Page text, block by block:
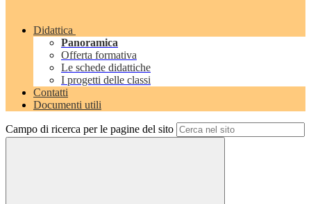
Didattica
Panoramica
Offerta formativa
Le schede didattiche
I progetti delle classi
Contatti
Documenti utili
Campo di ricerca per le pagine del sito